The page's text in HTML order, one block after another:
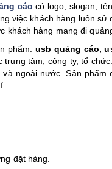
cáo có logo, slogan,
việc khách hàng luôn
hàng mang đi
phẩm: usb quảng cáo,
trung tâm, công ty, tổ
ngoài nước. Sản
đặt hàng.